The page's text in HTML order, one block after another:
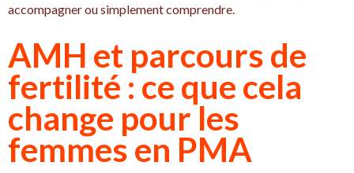
accompagner ou simplement comprendre.
AMH et parcours de
fertilité : ce que cela
change pour les
femmes en PMA